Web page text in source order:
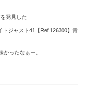
発見した
トジャスト41【Ref.126300】青
かったなぁー。